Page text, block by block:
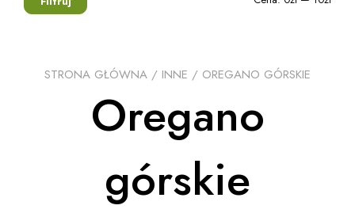
STRONA GŁÓWNA / INNE / OREGANO GÓRSKIE
Oregano
górskie